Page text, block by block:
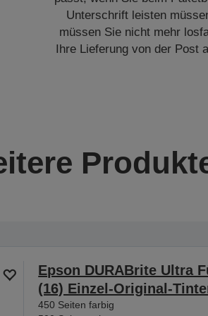
Unterschrift leisten
müssen Sie nicht mehr
Ihre Lieferung von der Post
Epson DURABrite Ultra
(16) Einzel-Original-
450 Seiten farbig